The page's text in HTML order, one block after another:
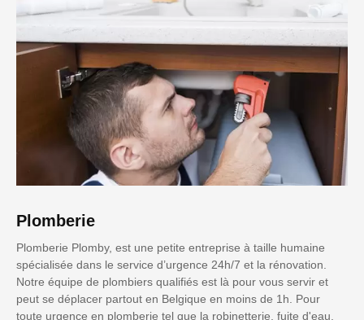
Plomberie
Plomberie Plomby, est une petite entreprise à taille humaine
spécialisée dans le service d’urgence 24h/7 et la rénovation.
Notre équipe de plombiers qualifiés est là pour vous servir et
peut se déplacer partout en Belgique en moins de 1h. Pour
toute urgence en plomberie tel que la robinetterie, fuite d'eau,